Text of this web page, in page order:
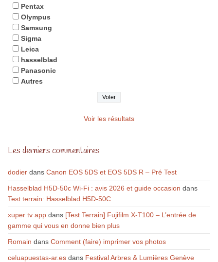
Pentax
Olympus
Samsung
Sigma
Leica
hasselblad
Panasonic
Autres
Voir les résultats
Les derniers commentaires
dodierdans Canon EOS 5DS et EOS 5DS R – Pré Test
Hasselblad H5D-50c Wi-Fi : avis 2026 et guide occasion dans
Test terrain: Hasselblad H5D-50C
xuper tv appdans [Test Terrain] Fujifilm X-T100 – L’entrée de
gamme qui vous en donne bien plus
Romain dans Comment (faire) imprimer vos photos
celuapuestas-ar.esdans Festival Arbres & Lumières Genève